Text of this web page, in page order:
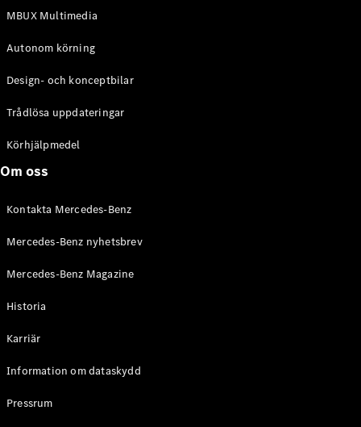
MBUX Multimedia
Autonom körning
Design- och konceptbilar
Trådlösa uppdateringar
Körhjälpmedel
Om oss
Kontakta Mercedes-Benz
Mercedes-Benz nyhetsbrev
Mercedes-Benz Magazine
Historia
Karriär
Information om dataskydd
Pressrum